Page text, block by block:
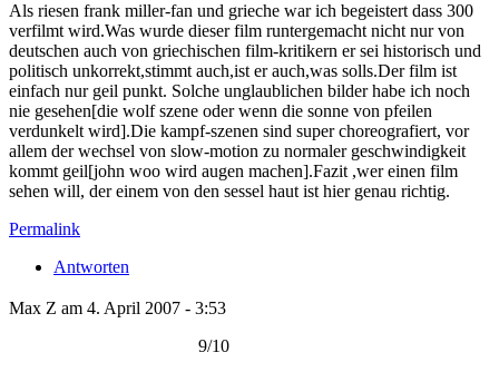
Als riesen frank miller-fan und grieche war ich begeistert dass 300
verfilmt wird.Was wurde dieser film runtergemacht nicht nur von
deutschen auch von griechischen film-kritikern er sei historisch und
politisch unkorrekt,stimmt auch,ist er auch,was solls.Der film ist
einfach nur geil punkt. Solche unglaublichen bilder habe ich noch
nie gesehen[die wolf szene oder wenn die sonne von pfeilen
verdunkelt wird].Die kampf-szenen sind super choreografiert, vor
allem der wechsel von slow-motion zu normaler geschwindigkeit
kommt geil[john woo wird augen machen].Fazit ,wer einen film
sehen will, der einem von den sessel haut ist hier genau richtig.
Permalink
Antworten
Max Z am 4. April 2007 - 3:53
9/10